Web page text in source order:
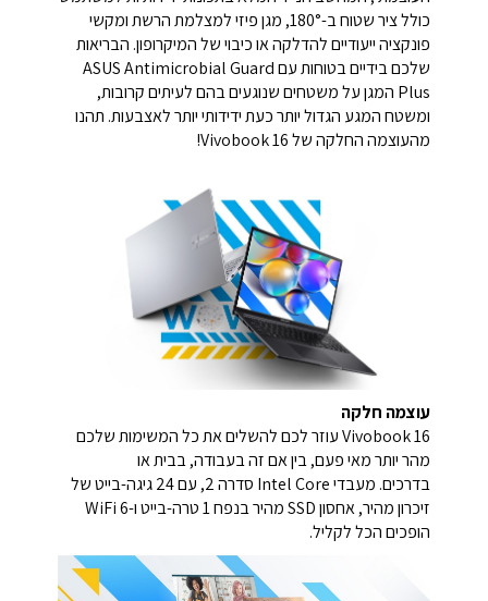
כולל ציר שטוח ב-180°, מגן פיזי למצלמת הרשת ומקשי
פונקציה ייעודיים להדלקה או כיבוי של המיקרופון. הבריאות
שלכם בידיים בטוחות עם ASUS Antimicrobial Guard
Plus המגן על משטחים שנוגעים בהם לעיתים קרובות,
ומשטח המגע הגדול יותר כעת ידידותי יותר לאצבעות. תהנו
מהעוצמה החלקה של Vivobook 16!
עוצמה חלקה
Vivobook 16 עוזר לכם להשלים את כל המשימות שלכם
מהר יותר מאי פעם, בין אם זה בעבודה, בבית או
בדרכים. מעבדי Intel Core סדרה 2, עם 24 גיגה-בייט של
זיכרון מהיר, אחסון SSD מהיר בנפח 1 טרה-בייט ו-WiFi 6
הופכים הכל לקליל.